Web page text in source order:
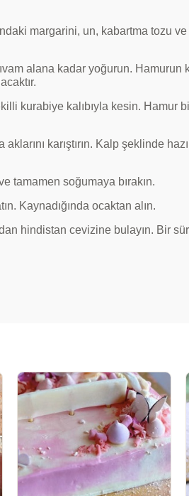
margarini, un, kabartma tozu
alana kadar yoğurun. Hamurun
kurabiye kalıbıyla kesin. Hamur
karıştırın. Kalp şeklinde
tamamen soğumaya bırakın.
Kaynadığında ocaktan alın.
hindistan cevizine bulayın. Bir